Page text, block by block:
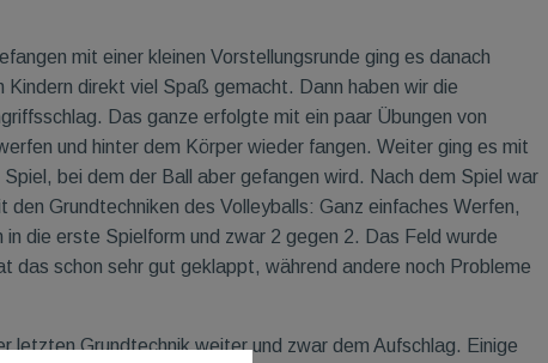
mit einer kleinen Vorstellungsrunde ging es danach
direkt viel Spaß gemacht. Dann haben wir die
Das ganze erfolgte mit ein paar Übungen von
und hinter dem Körper wieder fangen. Weiter ging es mit
bei dem der Ball aber gefangen wird. Nach dem Spiel war
Grundtechniken des Volleyballs: Ganz einfaches Werfen,
die erste Spielform und zwar 2 gegen 2. Das Feld wurde
das schon sehr gut geklappt, während andere noch Probleme
letzten Grundtechnik weiter und zwar dem Aufschlag. Einige